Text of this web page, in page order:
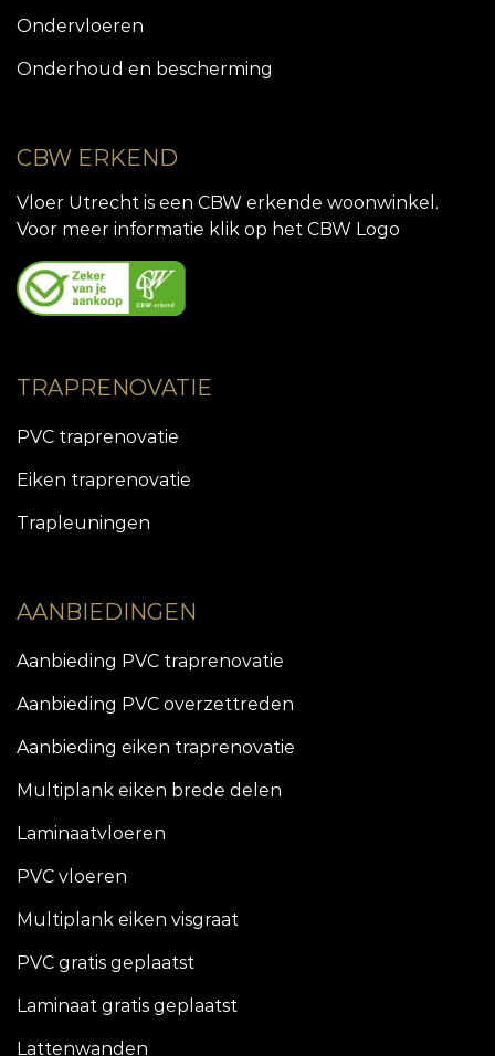
Ondervloeren
Onderhoud en bescherming
CBW ERKEND
Vloer Utrecht is een CBW erkende woonwinkel.
Voor meer informatie klik op het CBW Logo
TRAPRENOVATIE
PVC traprenovatie
Eiken traprenovatie
Trapleuningen
AANBIEDINGEN
Aanbieding PVC traprenovatie
Aanbieding PVC overzettreden
Aanbieding eiken traprenovatie
Multiplank eiken brede delen
Laminaatvloeren
PVC vloeren
Multiplank eiken visgraat
PVC gratis geplaatst
Laminaat gratis geplaatst
Lattenwanden